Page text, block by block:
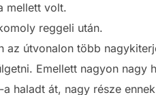
mellett volt.
reggeli után.
útvonalon több
Emellett nagyon
haladt át, nagy része